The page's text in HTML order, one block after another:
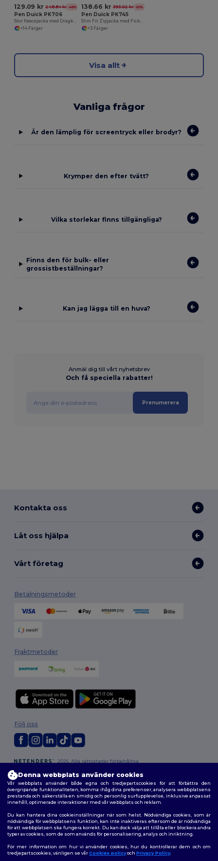
129.09 kr 248.84 kr -48%
Pen Duick PK706
Stor fleecejacka med Dragkedja för kvinnor
+14 Färger
138.66 kr 393.02 kr -65%
Pen Duick PK745
Slim Fit Zipjacka med Fickor i Polyester
+3 Färger
Visa allt
Vanliga frågor
Är den lämplig för screentryck eller brodyr?
Krymper den efter tvätt?
Vilka storlekar finns tillgängliga?
Finns den för bulk- eller
grossistbeställningar?
Kan jag lägga till en huva?
Anmäl dig till vårt nyhetsbrev
Och få speciella rabatter!
Prenumerera
Kontakta oss
Låt oss hjälpa
Vårt företag
Betalningsmetoder
Fraktmetoder
2026. Alla rättigheter förbehållna
Allmänna Villkor
Anpassad policy Integritetspolicy
|Karta över webbplatsen
Följ oss
Denna webbplats använder cookies
Vår webbplats använder både egna och tredjepartscookies för att förbättra den
övergripande funktionaliteten, komma ihåg dina preferenser, analysera webbplatsens
prestanda och säkerställa en smidig och personlig surfupplevelse, inklusive anpassat
innehåll, optimerade interaktioner med vår webbplats och reklam.
Du kan hantera dina cookieinställningar när som helst. Nödvändiga cookies, som är
nödvändiga för webbplatsens funktion, kan inte inaktiveras eftersom de är nödvändiga
för att webbplatsen ska fungera korrekt. Du kan dock välja att tillåta eller blockera andra
typer av cookies, som de som används för personalisering, analys och inriktning.
För mer information om hur vi använder cookies, hur du kontrollerar dem och om
tredjepartscookies, vänligen se vårCookies policyoch Privacy Policy.